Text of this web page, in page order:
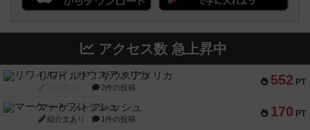
アクセス数 急上昇中
552 PT
リワイルド：サウスアメリカ
2件の投稿
170 PT
マーケットフレッシュ
紹介文あり 1件の投稿